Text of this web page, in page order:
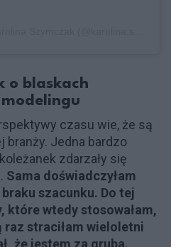
o blaskach
czasu wie, że są
branży. Jedna bardzo
zdarzały się
Sama doświadczyłam
szacunku. Do tej
które wtedy stosowałam,
raz straciłam wieloletni
że jestem za gruba.